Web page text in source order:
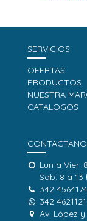
SERVICIOS
OFERTAS
PRODUCTOS
NUESTRA
CATALOGOS
Lun a Vier:
Sab: 8 a 13
342 4564174
342 4621121
Av. López